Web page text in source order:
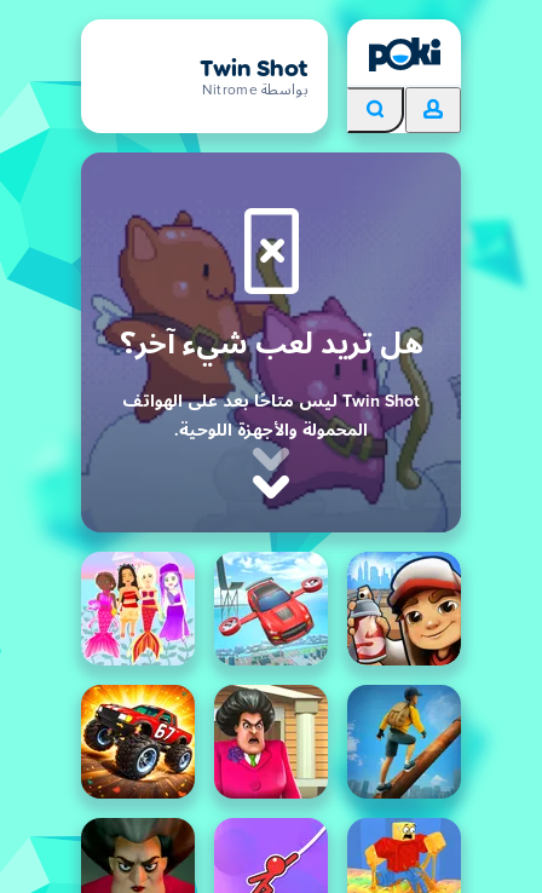
Twin Shot
بواسطة Nitrome
هل تريد لعب شيء آخر؟
Twin Shot ليس متاحًا بعد على الهواتف
المحمولة والأجهزة اللوحية.